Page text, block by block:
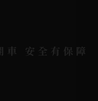
Designed By
車 安全有保障